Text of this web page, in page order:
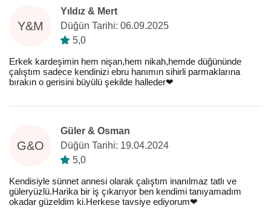
Y&M
Yıldız & Mert
Düğün Tarihi: 06.09.2025
5,0
Erkek kardeşimin hem nişan,hem nikah,hemde düğününde
çalıştım sadece kendinizi ebru hanımın sihirli parmaklarına
bırakın o gerisini büyülü şekilde halleder❤️
G&O
Güler & Osman
Düğün Tarihi: 19.04.2024
5,0
Kendisiyle sünnet annesi olarak çalıştım inanılmaz tatlı ve
güleryüzlü.Harika bir iş çıkarıyor ben kendimi tanıyamadım
okadar güzeldim ki.Herkese tavsiye ediyorum❤️